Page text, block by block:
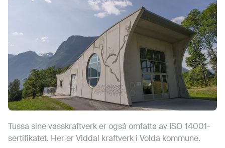
Tussa sine vasskraftverk er også omfatta av ISO 14001-
sertifikatet. Her er Viddal kraftverk i Volda kommune.